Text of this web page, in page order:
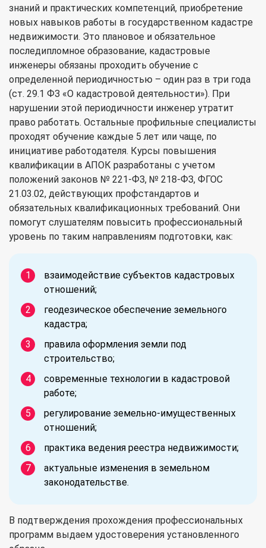
знаний и практических компетенций, приобретение
новых навыков работы в государственном кадастре
недвижимости. Это плановое и обязательное
последипломное образование, кадастровые
инженеры обязаны проходить обучение с
определенной периодичностью – один раз в три года
(ст. 29.1 ФЗ «О кадастровой деятельности»). При
нарушении этой периодичности инженер утратит
право работать. Остальные профильные специалисты
проходят обучение каждые 5 лет или чаще, по
инициативе работодателя. Курсы повышения
квалификации в АПОК разработаны с учетом
положений законов № 221-ФЗ, № 218-ФЗ, ФГОС
21.03.02, действующих профстандартов и
обязательных квалификационных требований. Они
помогут слушателям повысить профессиональный
уровень по таким направлениям подготовки, как:
взаимодействие субъектов кадастровых
отношений;
геодезическое обеспечение земельного
кадастра;
правила оформления земли под
строительство;
современные технологии в кадастровой
работе;
регулирование земельно-имущественных
отношений;
практика ведения реестра недвижимости;
актуальные изменения в земельном
законодательстве.
В подтверждения прохождения профессиональных
программ выдаем удостоверения установленного